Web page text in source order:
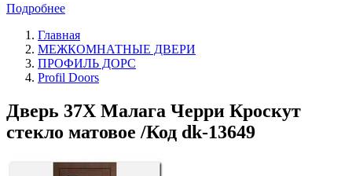
Подробнее
Главная
МЕЖКОМНАТНЫЕ ДВЕРИ
ПРОФИЛЬ ДОРС
Profil Doors
Дверь 37X Малага Черри Кроскут
стекло матовое /Код dk-13649